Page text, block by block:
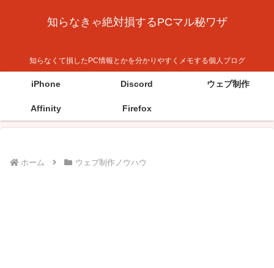
知らなきゃ絶対損するPCマル秘ワザ
知らなくて損したPC情報とかを分かりやすくメモする個人ブログ
iPhone Discord ウェブ制作
Affinity Firefox
ホーム ウェブ制作ノウハウ